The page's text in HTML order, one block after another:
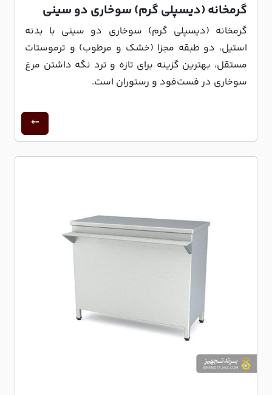
گرمخانه (دیسپلی گرم) سوخاری دو سینی
گرمخانه (دیسپلی گرم) سوخاری دو سینی با بدنه
استیل، دو طبقه مجزا (خشک و مرطوب) و ترموستات
مستقل، بهترین گزینه برای تازه و ترد نگه داشتن مرغ
سوخاری در فست‌فود و رستوران است.